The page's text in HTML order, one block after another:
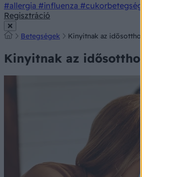
#allergia #influenza #cukorbetegség
Regisztráció
Betegségek Kinyitnak az idősotthonok: így
Kinyitnak az idősotthonok: